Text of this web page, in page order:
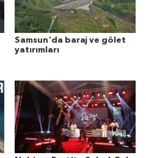
Samsun'da baraj ve gölet
yatırımları